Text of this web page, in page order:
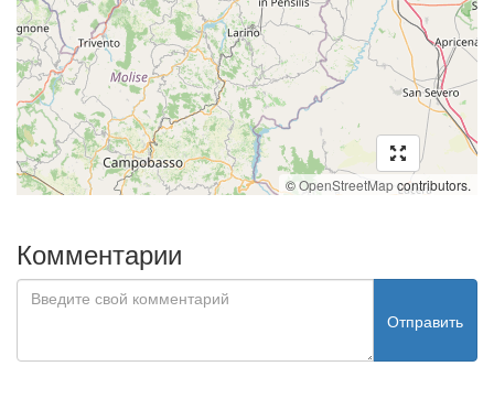
©OpenStreetMapcontributors.
Комментарии
Отправить